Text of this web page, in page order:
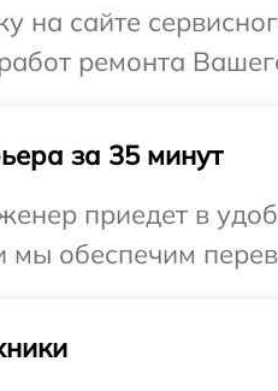
на сайте
ремонта
за 35 минут
приедет в
мы обеспечим